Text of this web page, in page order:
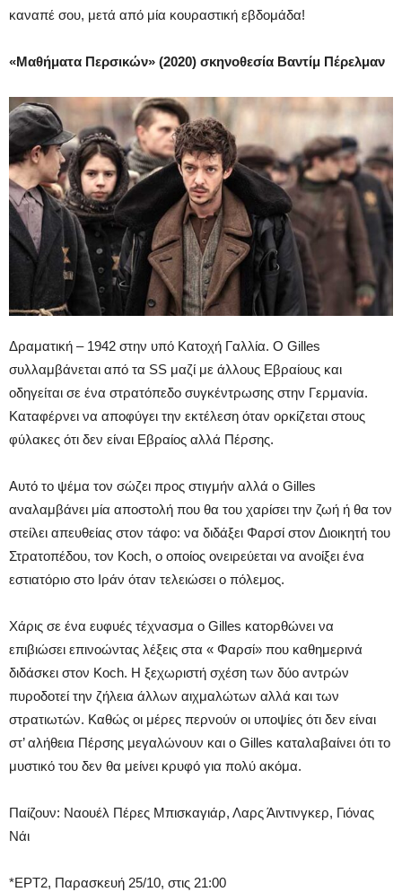
καναπέ σου, μετά από μία κουραστική εβδομάδα!
«Μαθήματα Περσικών» (2020) σκηνοθεσία Βαντίμ Πέρελμαν
Δραματική – 1942 στην υπό Κατοχή Γαλλία. Ο Gilles
συλλαμβάνεται από τα SS μαζί με άλλους Εβραίους και
οδηγείται σε ένα στρατόπεδο συγκέντρωσης στην Γερμανία.
Καταφέρνει να αποφύγει την εκτέλεση όταν ορκίζεται στους
φύλακες ότι δεν είναι Εβραίος αλλά Πέρσης.
Αυτό το ψέμα τον σώζει προς στιγμήν αλλά ο Gilles
αναλαμβάνει μία αποστολή που θα του χαρίσει την ζωή ή θα τον
στείλει απευθείας στον τάφο: να διδάξει Φαρσί στον Διοικητή του
Στρατοπέδου, τον Koch, ο οποίος ονειρεύεται να ανοίξει ένα
εστιατόριο στο Ιράν όταν τελειώσει ο πόλεμος.
Χάρις σε ένα ευφυές τέχνασμα ο Gilles κατορθώνει να
επιβιώσει επινοώντας λέξεις στα « Φαρσί» που καθημερινά
διδάσκει στον Koch. Η ξεχωριστή σχέση των δύο αντρών
πυροδοτεί την ζήλεια άλλων αιχμαλώτων αλλά και των
στρατιωτών. Καθώς οι μέρες περνούν οι υποψίες ότι δεν είναι
στ’ αλήθεια Πέρσης μεγαλώνουν και ο Gilles καταλαβαίνει ότι το
μυστικό του δεν θα μείνει κρυφό για πολύ ακόμα.
Παίζουν: Ναουέλ Πέρες Μπισκαγιάρ, Λαρς Άιντινγκερ, Γιόνας
Νάι
*ΕΡΤ2, Παρασκευή 25/10, στις 21:00